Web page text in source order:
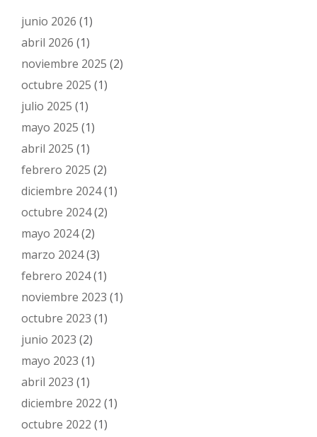
junio 2026 (1)
abril 2026 (1)
noviembre 2025 (2)
octubre 2025 (1)
julio 2025 (1)
mayo 2025 (1)
abril 2025 (1)
febrero 2025 (2)
diciembre 2024(1)
octubre 2024(2)
mayo 2024(2)
marzo 2024(3)
febrero 2024(1)
noviembre 2023 (1)
octubre 2023 (1)
junio 2023 (2)
mayo 2023 (1)
abril 2023 (1)
diciembre 2022 (1)
octubre 2022 (1)